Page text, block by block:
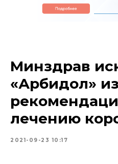
Минздрав
«Арбидол» из
лечению
2021-09-23 10:17